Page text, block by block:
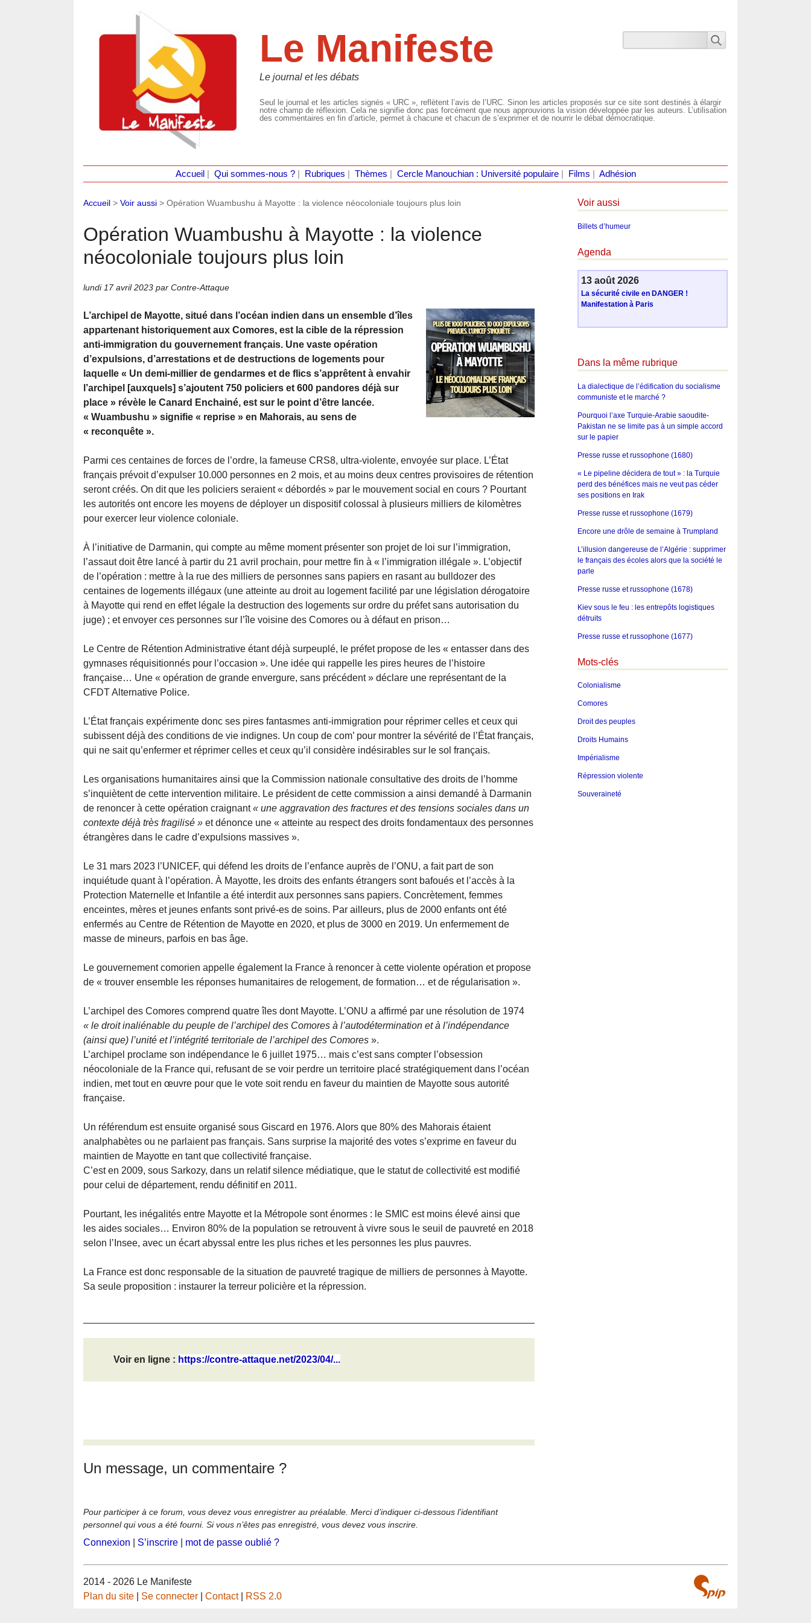
Le Manifeste
Le journal et les débats
Seul le journal et les articles signés « URC », reflètent l’avis de l’URC. Sinon les articles proposés sur ce site sont destinés à élargir
notre champ de réflexion. Cela ne signifie donc pas forcément que nous approuvions la vision développée par les auteurs. L’utilisation
des commentaires en fin d’article, permet à chacune et chacun de s’exprimer et de nourrir le débat démocratique.
Accueil Qui sommes-nous ?| Rubriques Thèmes Cercle Manouchian : Université populaire| Films Adhésion
Accueil > Voir aussi > Opération Wuambushu à Mayotte : la violence néocoloniale toujours plus loin
Opération Wuambushu à Mayotte : la violence
néocoloniale toujours plus loin
lundi 17 avril 2023 par Contre-Attaque
L’archipel de Mayotte, situé dans l’océan indien dans un ensemble d’îles
appartenant historiquement aux Comores, est la cible de la répression
anti-immigration du gouvernement français. Une vaste opération
d’expulsions, d’arrestations et de destructions de logements pour
laquelle « Un demi-millier de gendarmes et de flics s’apprêtent à envahir
l’archipel [auxquels] s’ajoutent 750 policiers et 600 pandores déjà sur
place » révèle le Canard Enchainé, est sur le point d’être lancée.
« Wuambushu » signifie « reprise » en Mahorais, au sens de
« reconquête ».
Parmi ces centaines de forces de l’ordre, la fameuse CRS8, ultra-violente, envoyée sur place. L’État
français prévoit d’expulser 10.000 personnes en 2 mois, et au moins deux centres provisoires de rétention
seront créés. On dit que les policiers seraient « débordés » par le mouvement social en cours ? Pourtant
les autorités ont encore les moyens de déployer un dispositif colossal à plusieurs milliers de kilomètres
pour exercer leur violence coloniale.
À l’initiative de Darmanin, qui compte au même moment présenter son projet de loi sur l’immigration,
l’assaut doit être lancé à partir du 21 avril prochain, pour mettre fin à « l’immigration illégale ». L’objectif
de l’opération : mettre à la rue des milliers de personnes sans papiers en rasant au bulldozer des
centaines de logements illégaux (une atteinte au droit au logement facilité par une législation dérogatoire
à Mayotte qui rend en effet légale la destruction des logements sur ordre du préfet sans autorisation du
juge) ; et envoyer ces personnes sur l’île voisine des Comores ou à défaut en prison…
Le Centre de Rétention Administrative étant déjà surpeuplé, le préfet propose de les « entasser dans des
gymnases réquisitionnés pour l’occasion ». Une idée qui rappelle les pires heures de l’histoire
française… Une « opération de grande envergure, sans précédent » déclare une représentant de la
CFDT Alternative Police.
L’État français expérimente donc ses pires fantasmes anti-immigration pour réprimer celles et ceux qui
subissent déjà des conditions de vie indignes. Un coup de com’ pour montrer la sévérité de l’État français,
qui ne sait qu’enfermer et réprimer celles et ceux qu’il considère indésirables sur le sol français.
Les organisations humanitaires ainsi que la Commission nationale consultative des droits de l’homme
s’inquiètent de cette intervention militaire. Le président de cette commission a ainsi demandé à Darmanin
de renoncer à cette opération craignant« une aggravation des fractures et des tensions sociales dans un
contexte déjà très fragilisé » et dénonce une « atteinte au respect des droits fondamentaux des personnes
étrangères dans le cadre d’expulsions massives ».
Le 31 mars 2023 l’UNICEF, qui défend les droits de l’enfance auprès de l’ONU, a fait part de son
inquiétude quant à l’opération. À Mayotte, les droits des enfants étrangers sont bafoués et l’accès à la
Protection Maternelle et Infantile a été interdit aux personnes sans papiers. Concrètement, femmes
enceintes, mères et jeunes enfants sont privé-es de soins. Par ailleurs, plus de 2000 enfants ont été
enfermés au Centre de Rétention de Mayotte en 2020, et plus de 3000 en 2019. Un enfermement de
masse de mineurs, parfois en bas âge.
Le gouvernement comorien appelle également la France à renoncer à cette violente opération et propose
de « trouver ensemble les réponses humanitaires de relogement, de formation… et de régularisation ».
L’archipel des Comores comprend quatre îles dont Mayotte. L’ONU a affirmé par une résolution de 1974
« le droit inaliénable du peuple de l’archipel des Comores à l’autodétermination et à l’indépendance
(ainsi que) l’unité et l’intégrité territoriale de l’archipel des Comores ».
L’archipel proclame son indépendance le 6 juillet 1975… mais c’est sans compter l’obsession
néocoloniale de la France qui, refusant de se voir perdre un territoire placé stratégiquement dans l’océan
indien, met tout en œuvre pour que le vote soit rendu en faveur du maintien de Mayotte sous autorité
française.
Un référendum est ensuite organisé sous Giscard en 1976. Alors que 80% des Mahorais étaient
analphabètes ou ne parlaient pas français. Sans surprise la majorité des votes s’exprime en faveur du
maintien de Mayotte en tant que collectivité française.
C’est en 2009, sous Sarkozy, dans un relatif silence médiatique, que le statut de collectivité est modifié
pour celui de département, rendu définitif en 2011.
Pourtant, les inégalités entre Mayotte et la Métropole sont énormes : le SMIC est moins élevé ainsi que
les aides sociales… Environ 80% de la population se retrouvent à vivre sous le seuil de pauvreté en 2018
selon l’Insee, avec un écart abyssal entre les plus riches et les personnes les plus pauvres.
La France est donc responsable de la situation de pauvreté tragique de milliers de personnes à Mayotte.
Sa seule proposition : instaurer la terreur policière et la répression.
Voir en ligne : https://contre-attaque.net/2023/04/...
Un message, un commentaire ?
Pour participer à ce forum, vous devez vous enregistrer au préalable. Merci d’indiquer ci-dessous l’identifiant
personnel qui vous a été fourni. Si vous n’êtes pas enregistré, vous devez vous inscrire.
Connexion S’inscrire mot de passe oublié ?
Voir aussi
Billets d’humeur
Agenda
13 août 2026
La sécurité civile en DANGER !
Manifestation à Paris
Dans la même rubrique
La dialectique de l’édification du socialisme
communiste et le marché ?
Pourquoi l’axe Turquie-Arabie saoudite-
Pakistan ne se limite pas à un simple accord
sur le papier
Presse russe et russophone (1680)
« Le pipeline décidera de tout » : la Turquie
perd des bénéfices mais ne veut pas céder
ses positions en Irak
Presse russe et russophone (1679)
Encore une drôle de semaine à Trumpland
L’illusion dangereuse de l’Algérie : supprimer
le français des écoles alors que la société le
parle
Presse russe et russophone (1678)
Kiev sous le feu : les entrepôts logistiques
détruits
Presse russe et russophone (1677)
Mots-clés
Colonialisme
Comores
Droit des peuples
Droits Humains
Impérialisme
Répression violente
Souveraineté
2014 - 2026 Le Manifeste
Plan du site
Se connecter Contact| RSS 2.0